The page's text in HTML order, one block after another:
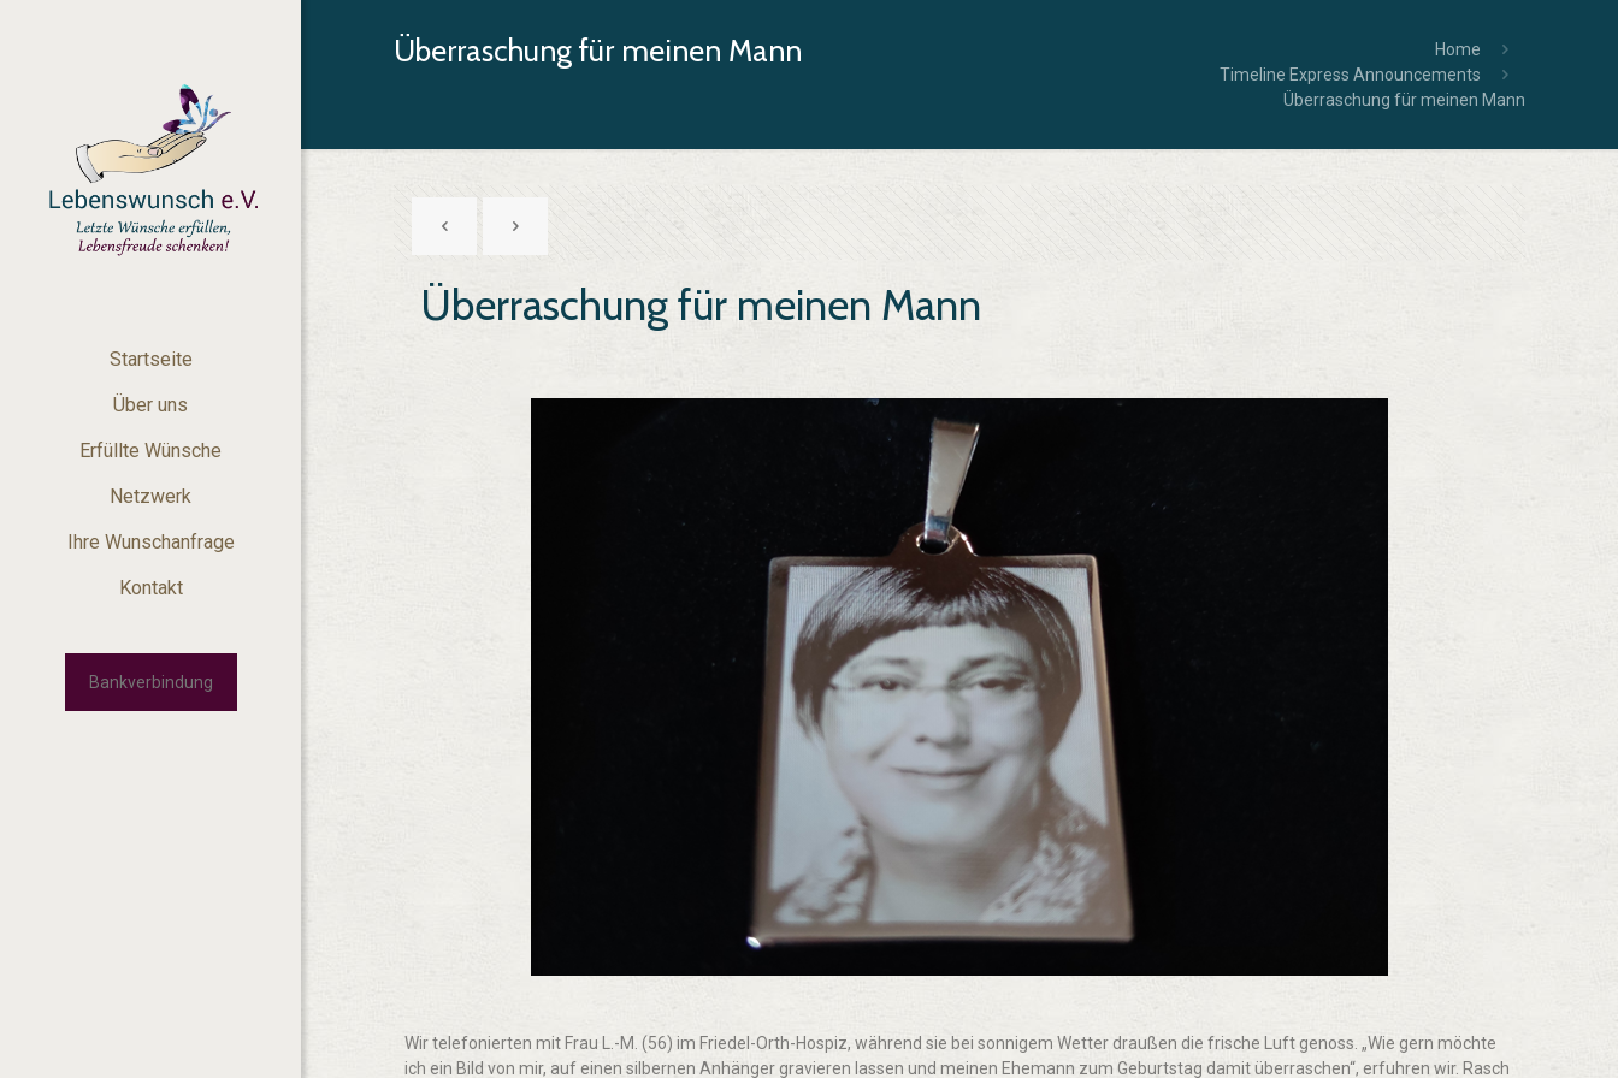
Startseite
Über uns
Erfüllte Wünsche
Netzwerk
Ihre Wunschanfrage
Kontakt
Bankverbindung
Überraschung für meinen Mann
Home
Timeline Express Announcements
Überraschung für meinen Mann
Überraschung für meinen Mann
Wir telefonierten mit Frau L.-M. (56) im Friedel-Orth-Hospiz, während sie bei sonnigem Wetter draußen die frische Luft genoss. „Wie gern möchte
ich ein Bild von mir, auf einen silbernen Anhänger gravieren lassen und meinen Ehemann zum Geburtstag damit überraschen“, erfuhren wir. Rasch